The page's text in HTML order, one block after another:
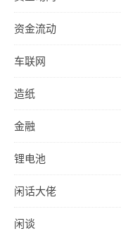
资金流动
车联网
造纸
金融
锂电池
闲话大佬
闲谈